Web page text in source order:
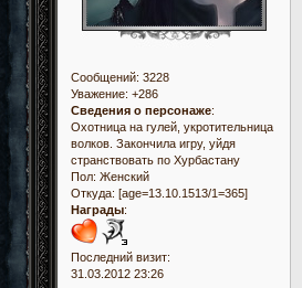
Сообщений: 3228
Уважение: +286
Сведения о персонаже:
Охотница на гулей, укротительница
волков. Закончила игру, уйдя
странствовать по Хурбастану
Пол: Женский
Откуда: [age=13.10.1513/1=365]
Награды:
Последний визит:
31.03.2012 23:26